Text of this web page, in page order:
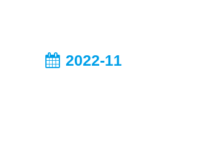
2022-11